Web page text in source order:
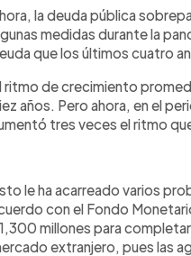
la deuda pública
medidas durante la
que los últimos cuatro
ritmo de crecimiento
años. Pero ahora, en el
tres veces el ritmo
le ha acarreado varios
con el Fondo
millones para
extranjero, pues las